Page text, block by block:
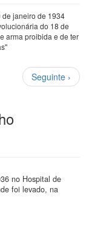
de janeiro de 1934
do 18 de
arma proibida e de ter
Próxima
página
Seguinte ›
no Hospital de
foi levado, na